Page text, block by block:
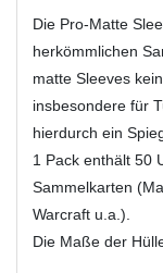
Die Pro-Matte
herkömmlichen
matte Sleeves
insbesondere für
hierdurch ein
1 Pack enthält 50
Sammelkarten
Warcraft u.a.).
Die Maße der